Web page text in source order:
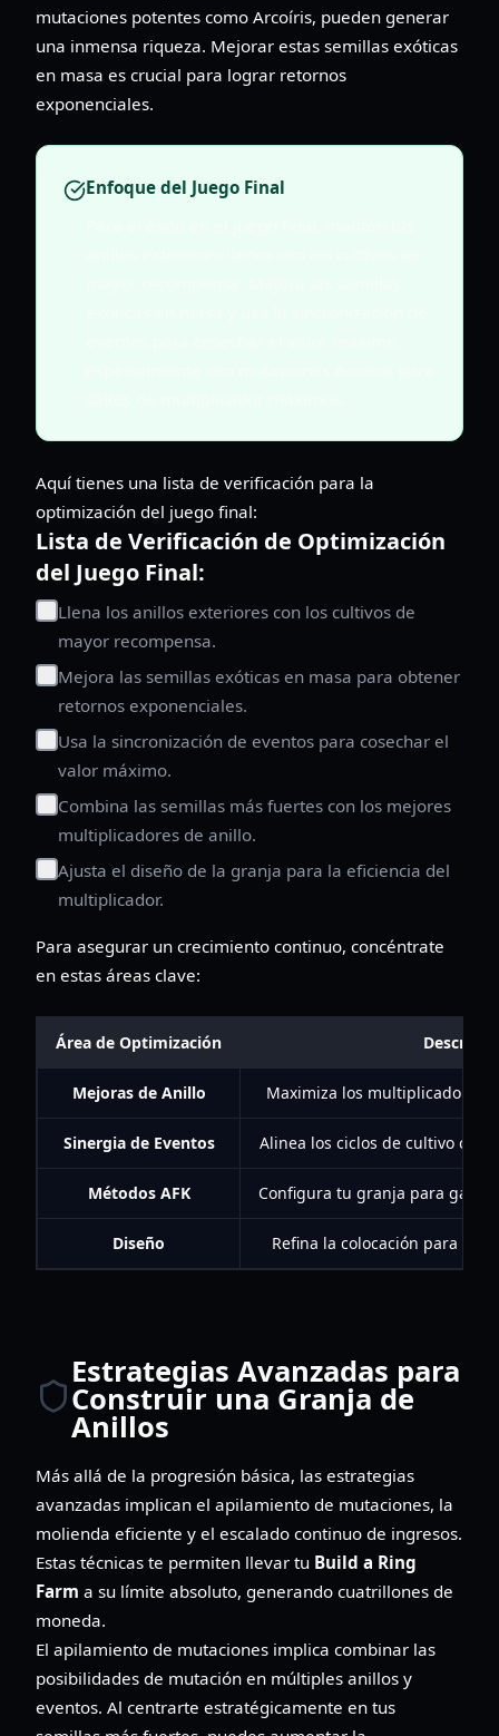
mutaciones potentes como Arcoíris, pueden generar
una inmensa riqueza. Mejorar estas semillas exóticas
en masa es crucial para lograr retornos
exponenciales.
Enfoque del Juego Final
Aquí tienes una lista de verificación para la
optimización del juego final:
Lista de Verificación de Optimización
del Juego Final:
Llena los anillos exteriores con los cultivos de
mayor recompensa.
Mejora las semillas exóticas en masa para obtener
retornos exponenciales.
Usa la sincronización de eventos para cosechar el
valor máximo.
Combina las semillas más fuertes con los mejores
multiplicadores de anillo.
Ajusta el diseño de la granja para la eficiencia del
multiplicador.
Para asegurar un crecimiento continuo, concéntrate
en estas áreas clave:
Área de Optimización
Mejoras de Anillo Maximiza los multiplicadores
Sinergia de Eventos Alinea los ciclos de cultivo con
Métodos AFK Configura tu granja para ganar
Diseño Refina la colocación para
Estrategias Avanzadas para
Construir una Granja de
Anillos
Más allá de la progresión básica, las estrategias
avanzadas implican el apilamiento de mutaciones, la
molienda eficiente y el escalado continuo de ingresos.
Estas técnicas te permiten llevar tu Build a Ring
Farm a su límite absoluto, generando cuatrillones de
moneda.
El apilamiento de mutaciones implica combinar las
posibilidades de mutación en múltiples anillos y
eventos. Al centrarte estratégicamente en tus